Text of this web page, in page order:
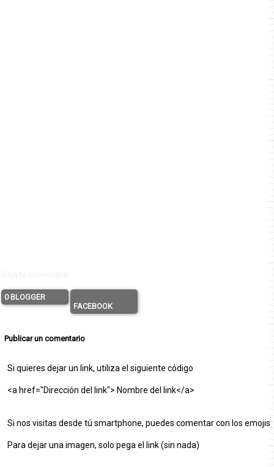
0 BLOGGER
FACEBOOK
Publicar un comentario
Si quieres dejar un link, utiliza el siguiente código
<a href="Dirección del link"> Nombre del link</a>
Si nos visitas desde tú smartphone, puedes comentar con los emojis
Para dejar una imagen, solo pega el link (sin nada)